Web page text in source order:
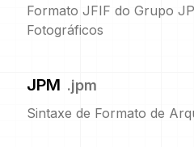
Formato JFIF do Grupo
Fotográficos
JPM .jpm
Sintaxe de Formato de